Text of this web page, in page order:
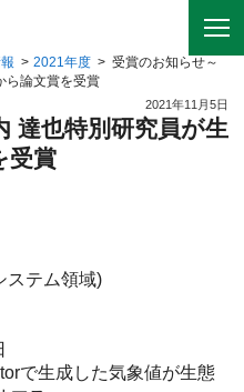
> 2021年度 > 受賞のお知らせ～
ら論文賞を受賞
2021年11月5日
達也特別研究員が生
受賞
テム領域)
生成した気象値が生態